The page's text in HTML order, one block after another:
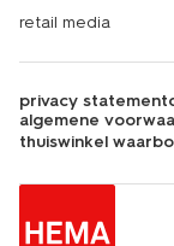
retail media
privacy statement
algemene
thuiswinkel